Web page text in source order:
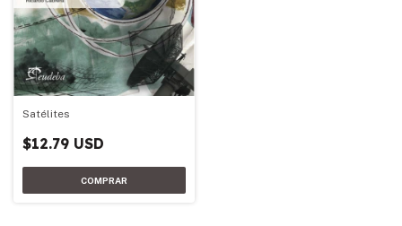
Satélites
$12.79 USD